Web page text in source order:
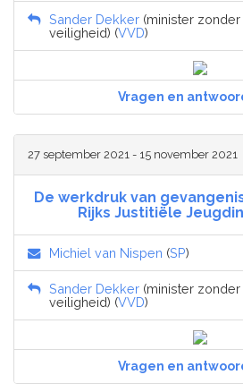
Sander Dekker (minister
veiligheid) (VVD)
Vragen en
27 september 2021 - 15 november 2021
De werkdruk van
Rijks Justitiële
Michiel van Nispen (SP)
Sander Dekker (minister
veiligheid) (VVD)
Vragen en